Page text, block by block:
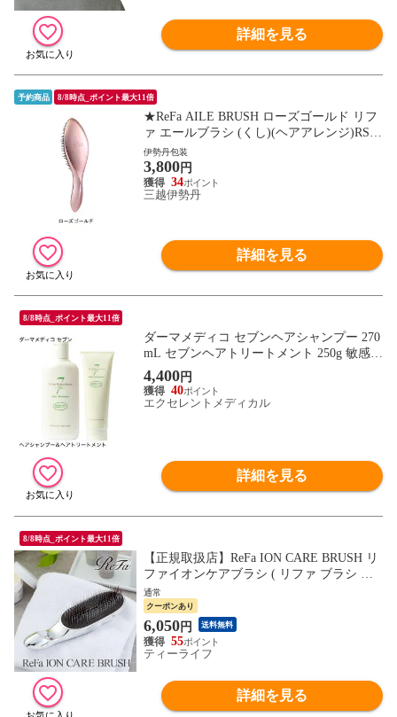
詳細を見る
予約商品 8/8時点_ポイント最大11倍
★ReFa AILE BRUSH ローズゴールド リフ
ァ エールブラシ (くし)(ヘアアレンジ)RS-B
C-05A
伊勢丹包装
3,800円
34
三越伊勢丹
詳細を見る
8/8時点_ポイント最大11倍
ダーマメディコ セブンヘアシャンプー 270
mL セブンヘアトリートメント 250g 敏感肌
derma medico シャンプー トリートメント
リンス 頭皮
4,400円
40
エクセレントメディカル
詳細を見る
8/8時点_ポイント最大11倍
【正規取扱店】ReFa ION CARE BRUSH リ
ファイオンケアブラシ ( リファ ブラシ ケ
アブラシ ヘアブラシ 美容雑貨 毛穴ブラッ
シング 頭皮環境 毛穴汚れ フィット イオン
RS-AI00A 女性 贈り物 ギフト プレゼント
誕生日 バレンタイン 人気 送料無料 )
通常
クーポンあり
6,050円 送料無料
55
ティーライフ
詳細を見る